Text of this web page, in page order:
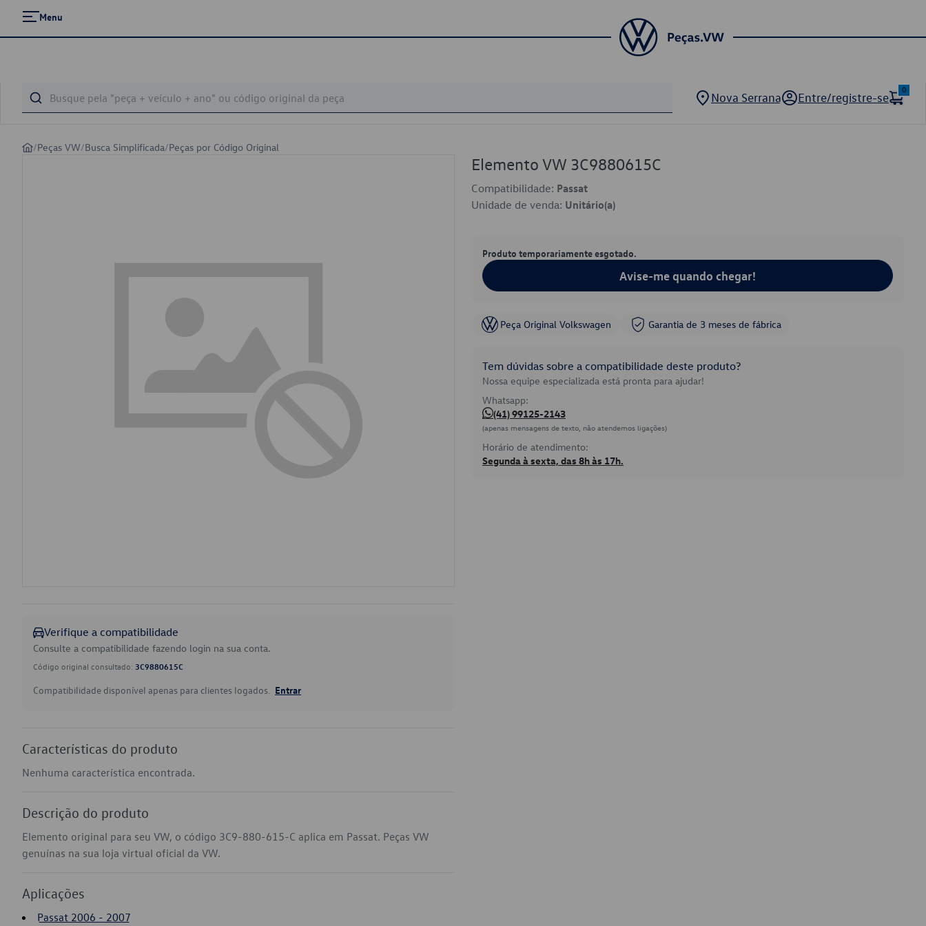
Menu
Nova Serrana Entre/registre-se
0
/Peças VW/Busca Simplificada/Peças por Código Original
Verifique a compatibilidade
Consulte a compatibilidade fazendo login na sua conta.
Código original consultado: 3C9880615C
Compatibilidade disponível apenas para clientes logados. Entrar
Características do produto
Nenhuma característica encontrada.
Descrição do produto
Elemento original para seu VW, o código 3C9-880-615-C aplica em Passat. Peças VW
genuínas na sua loja virtual oficial da VW.
Aplicações
Passat 2006 - 2007
Elemento VW 3C9880615C
Compatibilidade: Passat
Unidade de venda: Unitário(a)
Produto temporariamente esgotado.
Avise-me quando chegar!
Peça Original Volkswagen Garantia de 3 meses de fábrica
Tem dúvidas sobre a compatibilidade deste produto?
Nossa equipe especializada está pronta para ajudar!
Whatsapp:
(41) 99125-2143
(apenas mensagens de texto, não atendemos ligações)
Horário de atendimento:
Segunda à sexta, das 8h às 17h.